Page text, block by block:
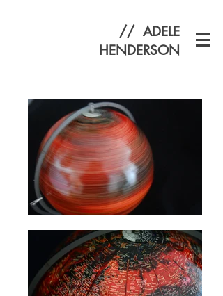
// ADELE
HENDERSON